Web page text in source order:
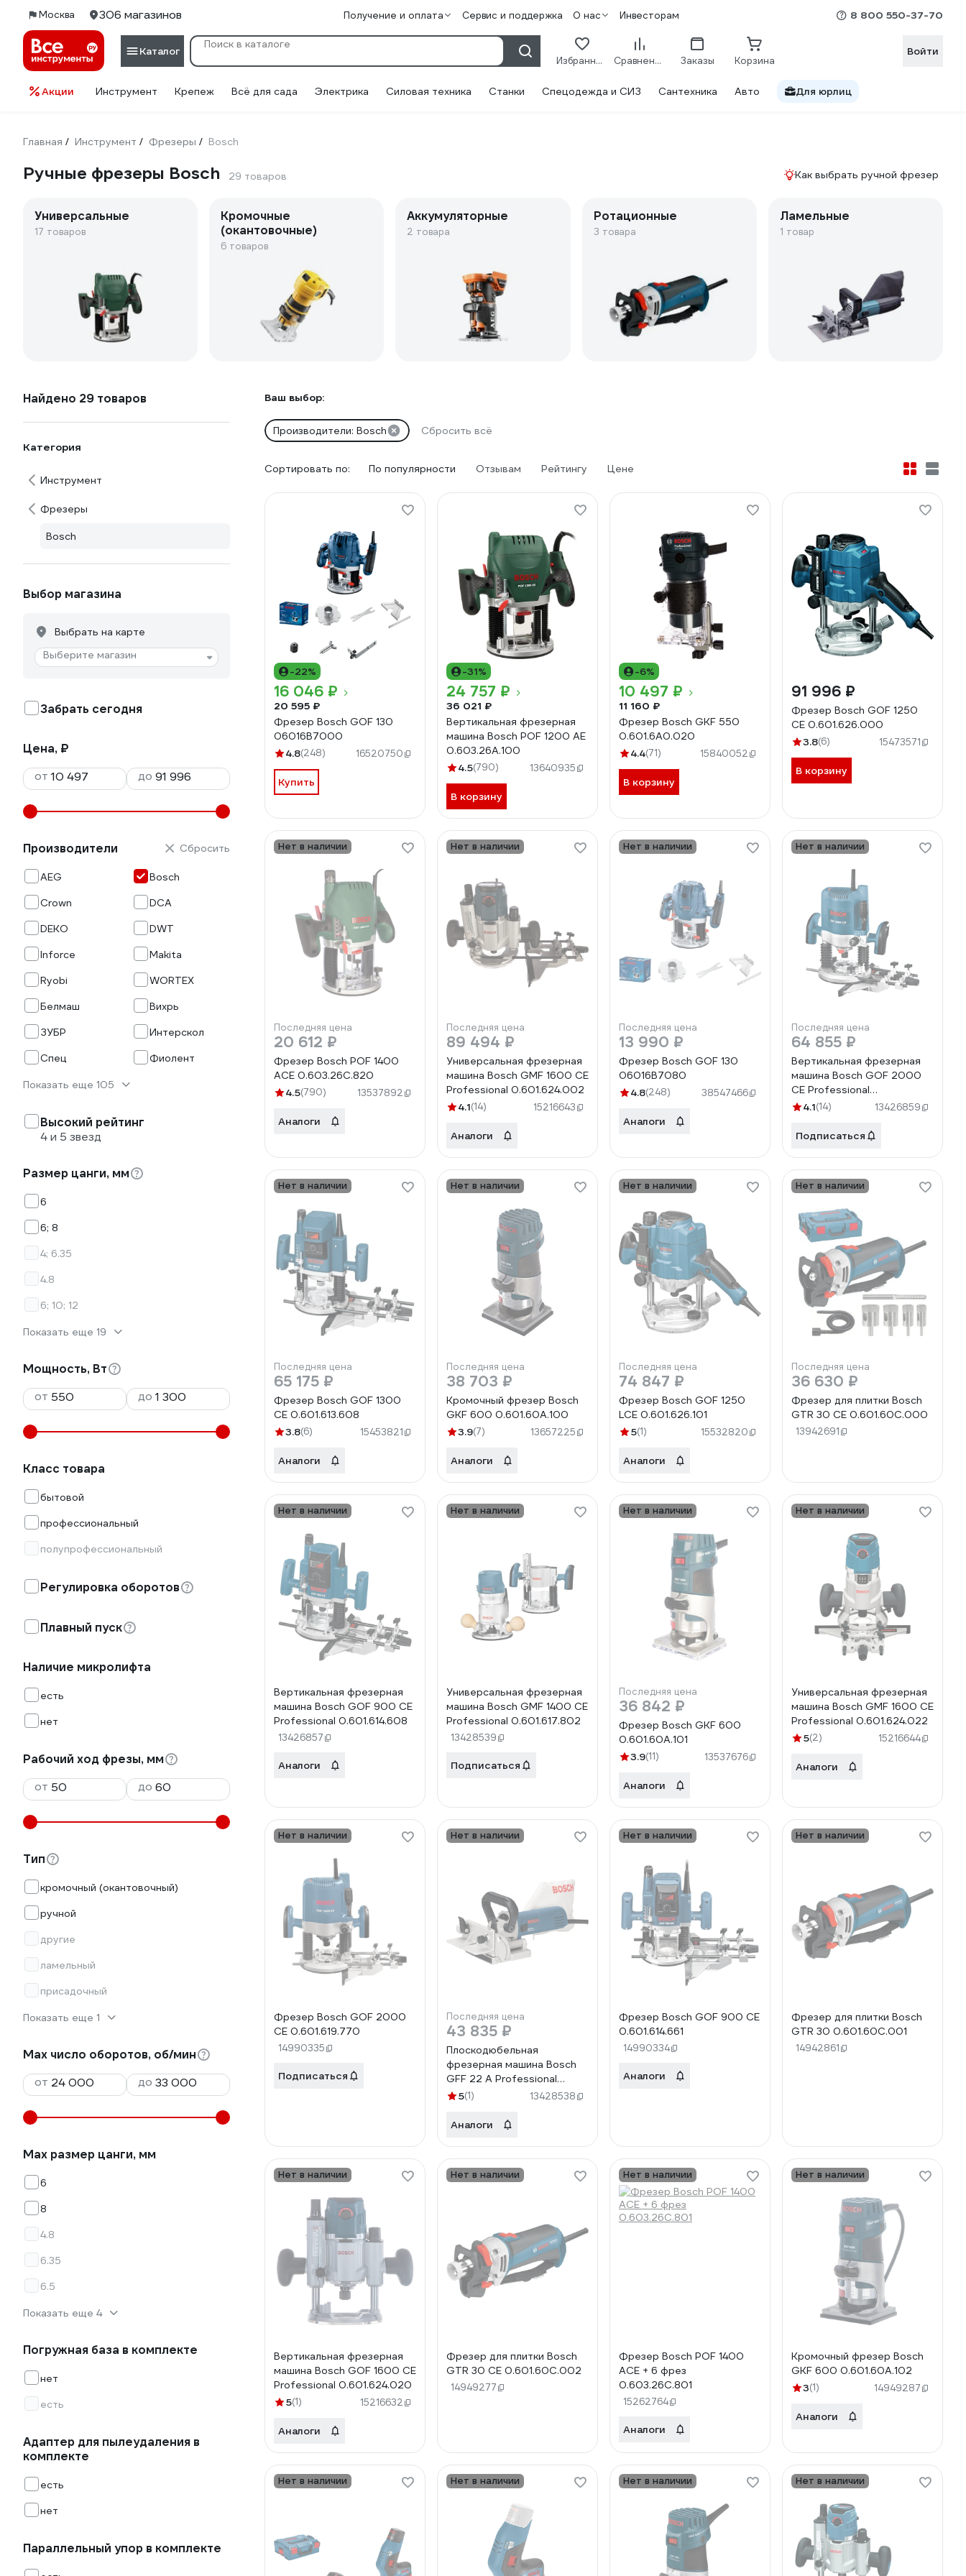
Москва 306 магазинов Получение и оплата Сервис и поддержка О нас Инвесторам 8 800 550-37-70
Каталог
Избранное Сравнение Заказы Корзина
Войти
Акции Инструмент Крепеж Всё для сада Электрика Силовая техника Станки Спецодежда и СИЗ Сантехника Авто Для юрлиц
Главная / Инструмент / Фрезеры / Bosch
Ручные фрезеры Bosch 29 товаров Как выбрать ручной фрезер
Универсальные
17 товаров
Кромочные
(окантовочные)
6 товаров
Аккумуляторные
2 товара
Ротационные
3 товара
Ламельные
1 товар
Найдено 29 товаров
Категория
Инструмент
Фрезеры
Bosch
Выбор магазина
Выбрать на карте
Выберите магазин
Забрать сегодня
Цена, ₽
от
до
Производители
AEG
Bosch
Crown
DCA
DEKO
DWT
Inforce
Makita
Ryobi
WORTEX
Белмаш
Вихрь
ЗУБР
Интерскол
Спец
Фиолент
Показать еще 105
Сбросить
Высокий рейтинг
4 и 5 звезд
Размер цанги, мм
6
6; 8
4; 6.35
4.8
6; 10; 12
Показать еще 19
Мощность, Вт
от
до
Класс товара
бытовой
профессиональный
полупрофессиональный
Регулировка оборотов
Плавный пуск
Наличие микролифта
есть
нет
Рабочий ход фрезы, мм
от
до
Тип
кромочный (окантовочный)
ручной
другие
ламельный
присадочный
Показать еще 1
Max число оборотов, об/мин
от
до
Мах размер цанги, мм
6
8
4.8
6.35
6.5
Показать еще 4
Погружная база в комплекте
нет
есть
Адаптер для пылеудаления в
комплекте
есть
нет
Параллельный упор в комплекте
Ваш выбор:
Производители: Bosch Сбросить всё
Сортировать по: По популярности Отзывам Рейтингу Цене
-22%
16 046 ₽
20 595 ₽
Фрезер Bosch GOF 130
06016B7000
4.8(248) 16520750
Купить
-31%
24 757 ₽
36 021 ₽
Вертикальная фрезерная
машина Bosch POF 1200 AE
0.603.26A.100
4.5(790) 13640935
В корзину
-6%
10 497 ₽
11 160 ₽
Фрезер Bosch GKF 550
0.601.6A0.020
4.4(71) 15840052
В корзину
91 996 ₽
Фрезер Bosch GOF 1250
CE 0.601.626.000
3.8(6) 15473571
В корзину
Нет в наличии
Последняя цена
20 612 ₽
Фрезер Bosch POF 1400
ACE 0.603.26C.820
4.5(790) 13537892
Аналоги
Нет в наличии
Последняя цена
89 494 ₽
Универсальная фрезерная
машина Bosch GMF 1600 CE
Professional 0.601.624.002
4.1(14) 15216643
Аналоги
Нет в наличии
Последняя цена
13 990 ₽
Фрезер Bosch GOF 130
06016B7080
4.8(248) 38547466
Аналоги
Нет в наличии
Последняя цена
64 855 ₽
Вертикальная фрезерная
машина Bosch GOF 2000
CE Professional
0.601.619.708
4.1(14) 13426859
Подписаться
Нет в наличии
Последняя цена
65 175 ₽
Фрезер Bosch GOF 1300
CE 0.601.613.608
3.8(6) 15453821
Аналоги
Нет в наличии
Последняя цена
38 703 ₽
Кромочный фрезер Bosch
GKF 600 0.601.60A.100
3.9(7) 13657225
Аналоги
Нет в наличии
Последняя цена
74 847 ₽
Фрезер Bosch GOF 1250
LCE 0.601.626.101
5(1) 15532820
Аналоги
Нет в наличии
Последняя цена
36 630 ₽
Фрезер для плитки Bosch
GTR 30 CE 0.601.60C.000
13942691
Нет в наличии
Вертикальная фрезерная
машина Bosch GOF 900 CE
Professional 0.601.614.608
13426857
Аналоги
Нет в наличии
Универсальная фрезерная
машина Bosch GMF 1400 CE
Professional 0.601.617.802
13428539
Подписаться
Нет в наличии
Последняя цена
36 842 ₽
Фрезер Bosch GKF 600
0.601.60A.101
3.9(11) 13537676
Аналоги
Нет в наличии
Универсальная фрезерная
машина Bosch GMF 1600 CE
Professional 0.601.624.022
5(2) 15216644
Аналоги
Нет в наличии
Фрезер Bosch GOF 2000
CE 0.601.619.770
14990335
Подписаться
Нет в наличии
Последняя цена
43 835 ₽
Плоскодюбельная
фрезерная машина Bosch
GFF 22 A Professional
0.601.620.003
5(1) 13428538
Аналоги
Нет в наличии
Фрезер Bosch GOF 900 CE
0.601.614.661
14990334
Аналоги
Нет в наличии
Фрезер для плитки Bosch
GTR 30 0.601.60C.001
14942861
Нет в наличии
Вертикальная фрезерная
машина Bosch GOF 1600 CE
Professional 0.601.624.020
5(1) 15216632
Аналоги
Нет в наличии
Фрезер для плитки Bosch
GTR 30 CE 0.601.60C.002
14949277
Нет в наличии
Фрезер Bosch POF 1400
ACE + 6 фрез
0.603.26C.801
15262764
Аналоги
Нет в наличии
Кромочный фрезер Bosch
GKF 600 0.601.60A.102
3(1) 14949287
Аналоги
Нет в наличии Нет в наличии Нет в наличии Нет в наличии